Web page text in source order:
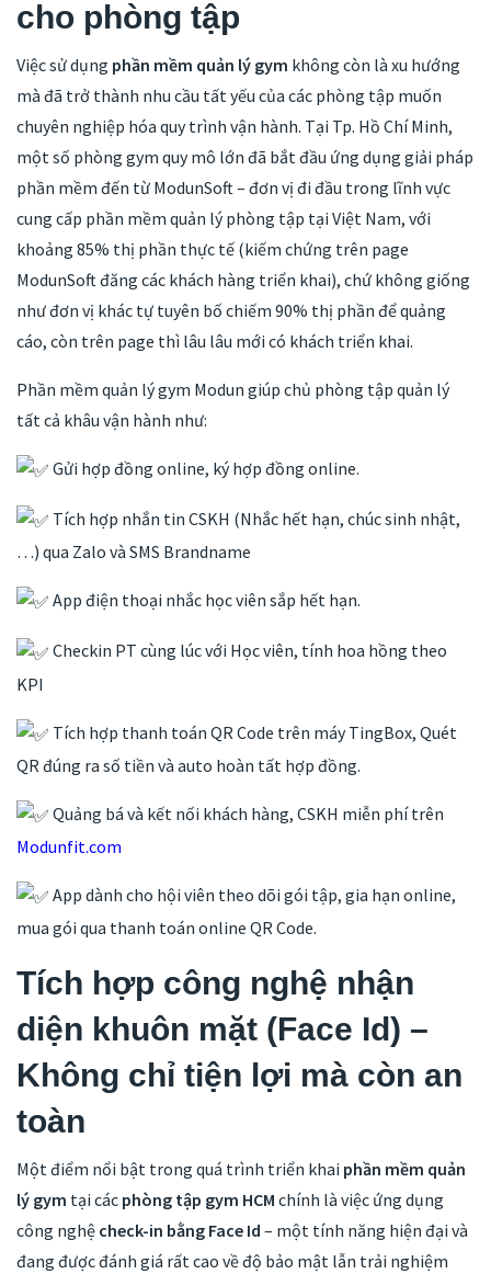
cho phòng tập
Việc sử dụng phần mềm quản lý gym không còn là xu hướng
mà đã trở thành nhu cầu tất yếu của các phòng tập muốn
chuyên nghiệp hóa quy trình vận hành. Tại Tp. Hồ Chí Minh,
một số phòng gym quy mô lớn đã bắt đầu ứng dụng giải pháp
phần mềm đến từ ModunSoft – đơn vị đi đầu trong lĩnh vực
cung cấp phần mềm quản lý phòng tập tại Việt Nam, với
khoảng 85% thị phần thực tế (kiếm chứng trên page
ModunSoft đăng các khách hàng triển khai), chứ không giống
như đơn vị khác tự tuyên bố chiếm 90% thị phần để quảng
cáo, còn trên page thì lâu lâu mới có khách triển khai.
Phần mềm quản lý gym Modun giúp chủ phòng tập quản lý
tất cả khâu vận hành như:
Gửi hợp đồng online, ký hợp đồng online.
Tích hợp nhắn tin CSKH (Nhắc hết hạn, chúc sinh nhật,
…) qua Zalo và SMS Brandname
App điện thoại nhắc học viên sắp hết hạn.
Checkin PT cùng lúc với Học viên, tính hoa hồng theo
KPI
Tích hợp thanh toán QR Code trên máy TingBox, Quét
QR đúng ra số tiền và auto hoàn tất hợp đồng.
Quảng bá và kết nối khách hàng, CSKH miễn phí trên
Modunfit.com
App dành cho hội viên theo dõi gói tập, gia hạn online,
mua gói qua thanh toán online QR Code.
Tích hợp công nghệ nhận
diện khuôn mặt (Face Id) –
Không chỉ tiện lợi mà còn an
toàn
Một điểm nổi bật trong quá trình triển khai phần mềm quản
lý gym tại các phòng tập gym HCM chính là việc ứng dụng
công nghệ check-in bằng Face Id – một tính năng hiện đại và
đang được đánh giá rất cao về độ bảo mật lẫn trải nghiệm